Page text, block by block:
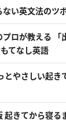
ない英文法のツ
プロが教える 「
てなし英語
とやさしい起
起きてから寝る